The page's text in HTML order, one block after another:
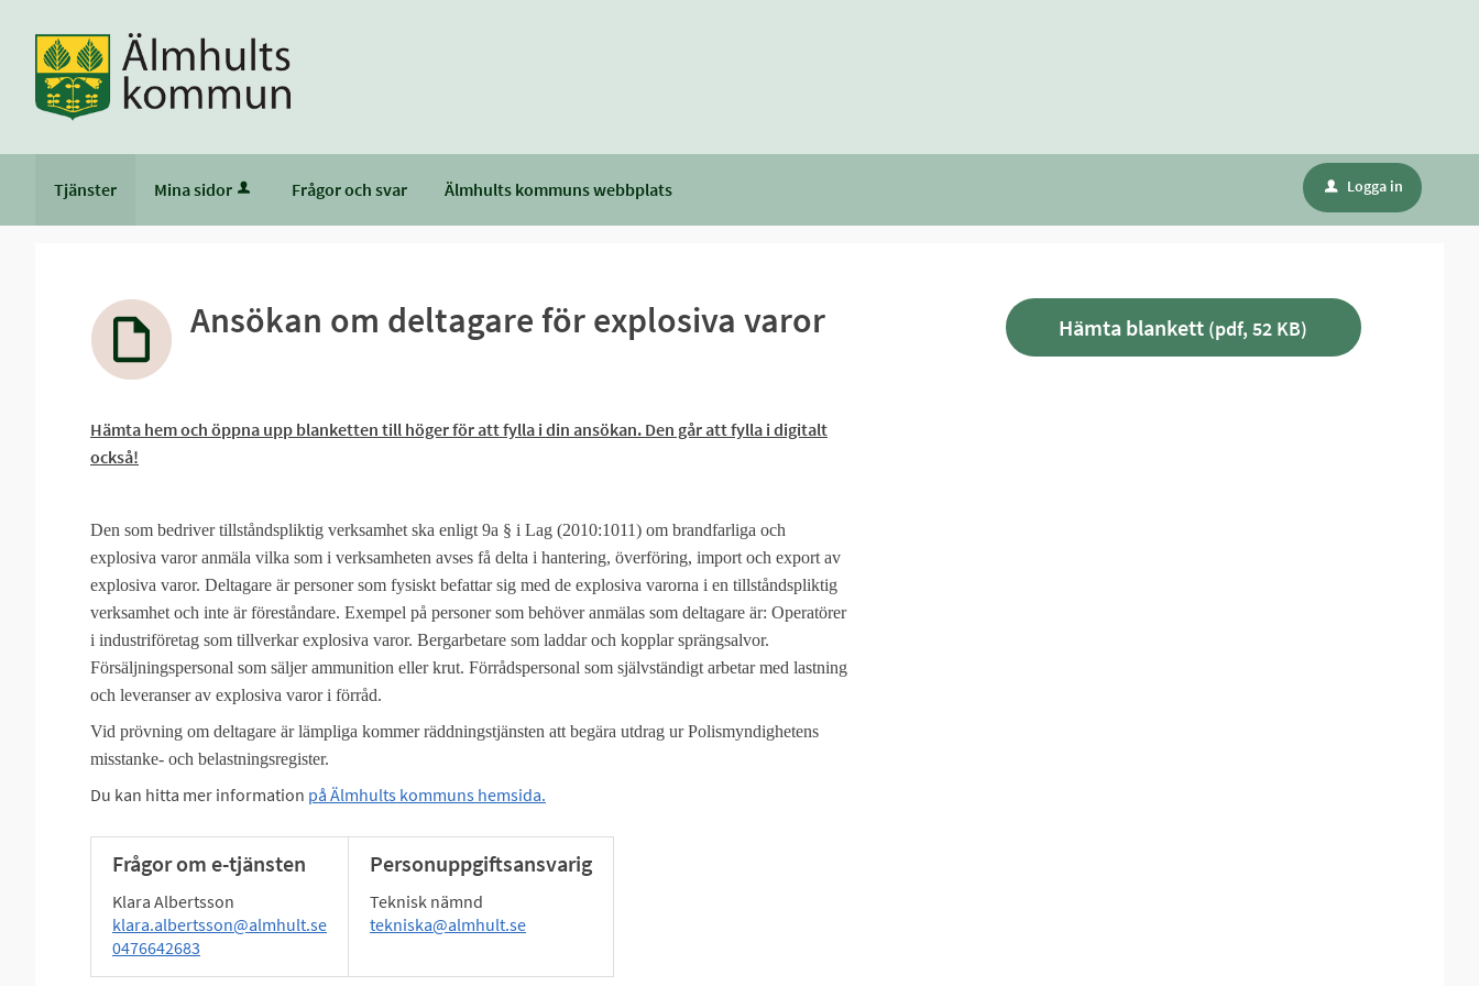
Tjänster Mina sidor Frågor och svar Älmhults kommuns webbplats u Logga in
Ansökan om deltagare för explosiva varor
Hämta hem och öppna upp blanketten till höger för att fylla i din ansökan. Den går att fylla i digitalt
också!
Den som bedriver tillståndspliktig verksamhet ska enligt 9a § i Lag (2010:1011) om brandfarliga och
explosiva varor anmäla vilka som i verksamheten avses få delta i hantering, överföring, import och export av
explosiva varor. Deltagare är personer som fysiskt befattar sig med de explosiva varorna i en tillståndspliktig
verksamhet och inte är föreståndare. Exempel på personer som behöver anmälas som deltagare är: Operatörer
i industriföretag som tillverkar explosiva varor. Bergarbetare som laddar och kopplar sprängsalvor.
Försäljningspersonal som säljer ammunition eller krut. Förrådspersonal som självständigt arbetar med lastning
och leveranser av explosiva varor i förråd.
Vid prövning om deltagare är lämpliga kommer räddningstjänsten att begära utdrag ur Polismyndighetens
misstanke- och belastningsregister.
Du kan hitta mer information på Älmhults kommuns hemsida.
Frågor om e-tjänsten
Klara Albertsson
klara.albertsson@almhult.se
0476642683
Personuppgiftsansvarig
Teknisk nämnd
tekniska@almhult.se
Hämta blankett (pdf, 52 KB)